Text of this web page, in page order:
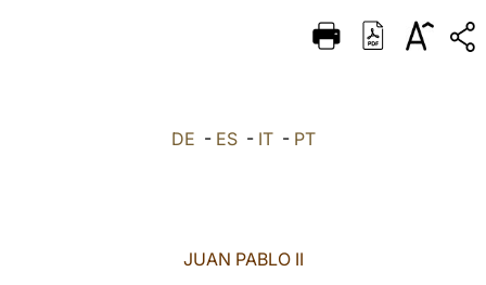
DEUTSCH
DE - ES- IT- PT
JUAN PABLO II